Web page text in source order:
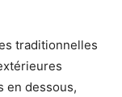
traditionnelles
en dessous,